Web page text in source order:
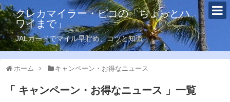
クレカマイラー・ピコの「ちょっとハ
ワイまで」
JALカードでマイル早貯め、コツと知識
ホーム キャンペーン・お得なニュース
キャンペーン・お得なニュース 一覧